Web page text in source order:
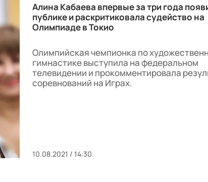
Алина Кабаева впервые за три года
публике и раскритиковала судейство на
Олимпиаде в Токио
Олимпийская чемпионка по
гимнастике выступила на федеральном
телевидении и прокомментировала
соревнований на Играх.
10.08.2021 / 14:30